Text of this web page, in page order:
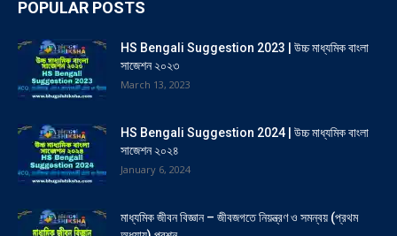
POPULAR POSTS
HS Bengali Suggestion 2023 | উচ্চ মাধ্যমিক বাংলা
সাজেশন ২০২৩
March 13, 2023
HS Bengali Suggestion 2024 | উচ্চ মাধ্যমিক বাংলা
সাজেশন ২০২৪
January 6, 2024
মাধ্যমিক জীবন বিজ্ঞান – জীবজগতে নিয়ন্ত্রণ ও সমন্বয় (প্রথম